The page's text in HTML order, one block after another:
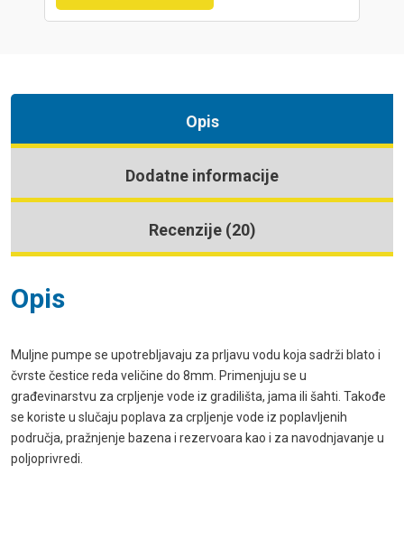
Opis
Dodatne informacije
Recenzije (20)
Opis
Muljne pumpe se upotrebljavaju za prljavu vodu koja sadrži blato i
čvrste čestice reda veličine do 8mm. Primenjuju se u
građevinarstvu za crpljenje vode iz gradilišta, jama ili šahti. Takođe
se koriste u slučaju poplava za crpljenje vode iz poplavljenih
područja, pražnjenje bazena i rezervoara kao i za navodnjavanje u
poljoprivredi.